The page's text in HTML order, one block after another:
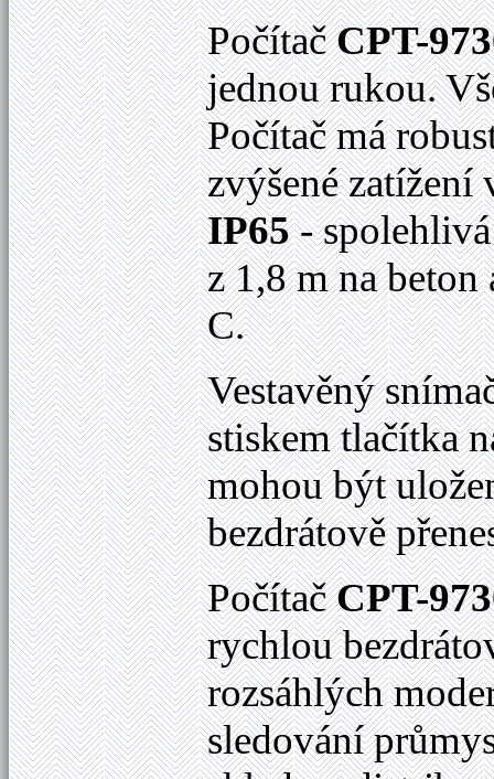
PočítačCPT-
jednou rukou.
Počítač má
zvýšené
IP65- spolehlivá
z 1,8 m na beton
C.
Vestavěný
stiskem tlačítka
mohou být
bezdrátově
PočítačCPT-
rychlou
rozsáhlých
sledování